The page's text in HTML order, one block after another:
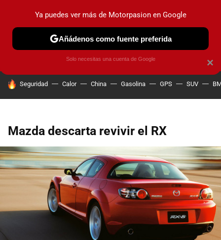
PRUEBAS COCHES ELÉCTRICOS OBSERVATORIO
HOY SE HABLA DE
Seguridad Calor China Gasolina GPS SUV
Mazda descarta revivir el RX
×
Ya puedes ver más de Motorpasion en Google
Añádenos como fuente preferida
Solo necesitas una cuenta de Google